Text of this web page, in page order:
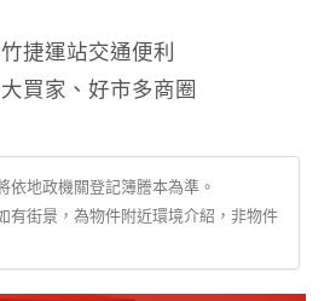
捷運站交通便利
買家、好市多商圈
依地政機關登記簿謄本為準。
有街景，為物件附近環境介紹，非物件